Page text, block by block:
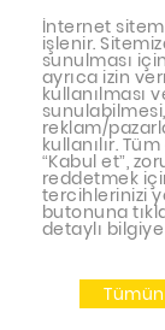
Bu
En
İnternet
işlenir.
sunulması
ayrıca izin
kullanılması
reklam/
kullanılır.
“Kabul et”,
reddetmek
tercihlerinizi
butonuna
detaylı